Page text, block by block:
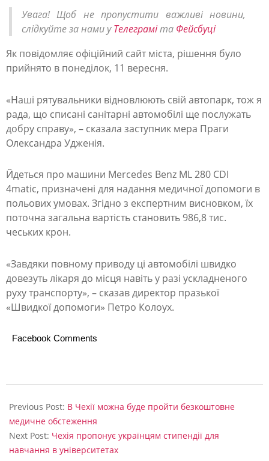
а
а
в
д
п
р
в
и
т
ь
ч
о
т
р
т
о
м
Увага! Щоб не пропустити важливі новини,
слідкуйте за нами уТелеграміта Фейсбуці
Як повідомляє офіційний сайт міста, рішення було
прийнято в понеділок, 11 вересня.
«Наші рятувальники відновлюють свій автопарк, тож я
рада, що списані санітарні автомобілі ще послужать
добру справу», – сказала заступник мера Праги
Олександра Удженія.
Йдеться про машини Mercedes Benz ML 280 CDI
4matic, призначені для надання медичної допомоги в
польових умовах. Згідно з експертним висновком, їх
поточна загальна вартість становить 986,8 тис.
чеських крон.
«Завдяки повному приводу ці автомобілі швидко
довезуть лікаря до місця навіть у разі ускладненого
руху транспорту», – сказав директор празької
«Швидкої допомоги» Петро Колоух.
Facebook Comments
09-
13
Previous Post: В Чехії можна буде пройти безкоштовне
медичне обстеження
Next Post: Чехія пропонує українцям стипендії для
навчання в університетах